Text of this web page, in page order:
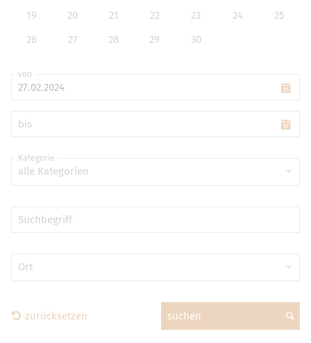
19
20 21 22 23 24
25
26
27 28 29 30
von
bis
alle Kategorien
Kategorie
Suchbegriff
Ort
zurücksetzen suchen